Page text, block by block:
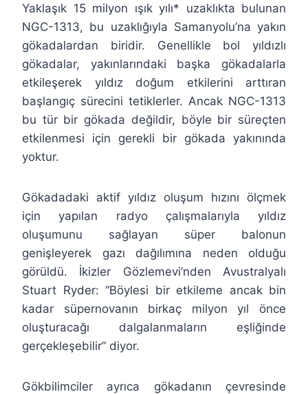
Yaklaşık 15 milyon ışık yılı* uzaklıkta bulunan
NGC-1313, bu uzaklığıyla Samanyolu’na yakın
gökadalardan biridir. Genellikle bol yıldızlı
gökadalar, yakınlarındaki başka gökadalarla
etkileşerek yıldız doğum etkilerini arttıran
başlangıç sürecini tetiklerler. Ancak NGC-1313
bu tür bir gökada değildir, böyle bir süreçten
etkilenmesi için gerekli bir gökada yakınında
yoktur.
Gökadadaki aktif yıldız oluşum hızını ölçmek
için yapılan radyo çalışmalarıyla yıldız
oluşumunu sağlayan süper balonun
genişleyerek gazı dağılımına neden olduğu
görüldü. İkizler Gözlemevi’nden Avustralyalı
Stuart Ryder: “Böylesi bir etkileme ancak bin
kadar süpernovanın birkaç milyon yıl önce
oluşturacağı dalgalanmaların eşliğinde
gerçekleşebilir” diyor.
Gökbilimciler ayrıca gökadanın çevresinde